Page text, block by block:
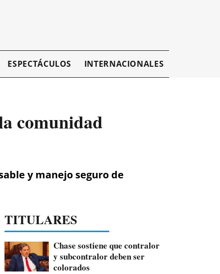
ESPECTÁCULOS INTERNACIONALES
comunidad
y manejo seguro de
TITULARES
Chase sostiene que contralor
y subcontralor deben ser
colorados